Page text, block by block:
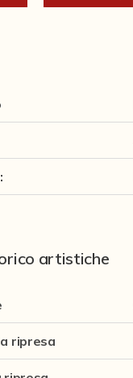
:
artistiche
ripresa